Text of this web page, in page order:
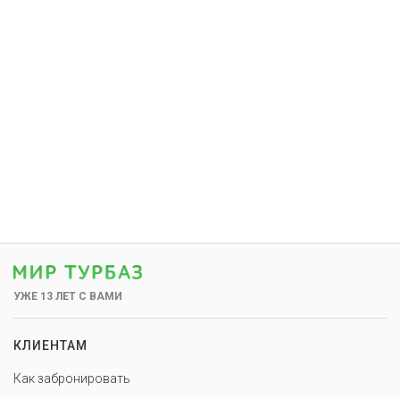
УЖЕ 13 ЛЕТ С ВАМИ
КЛИЕНТАМ
Как забронировать